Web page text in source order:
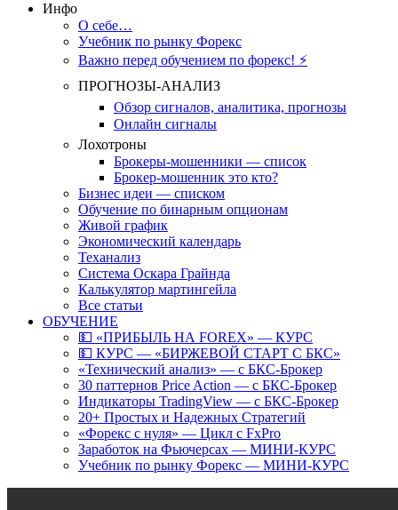
Инфо
О себе…
Учебник по рынку Форекс
Важно перед обучением по форекс! ⚡
ПРОГНОЗЫ-АНАЛИЗ
Обзор сигналов, аналитика, прогнозы
Онлайн сигналы
Лохотроны
Брокеры-мошенники — список
Брокер-мошенник это кто?
Бизнес идеи — списком
Обучение по бинарным опционам
Живой график
Экономический календарь
Теханализ
Система Оскара Грайнда
Калькулятор мартингейла
Все статьи
ОБУЧЕНИЕ
💵 «ПРИБЫЛЬ НА FOREX» — КУРС
💵 КУРС — «БИРЖЕВОЙ СТАРТ С БКС»
«Технический анализ» — с БКС-Брокер
30 паттернов Price Action — с БКС-Брокер
Индикаторы TradingView — с БКС-Брокер
20+ Простых и Надежных Стратегий
«Форекс с нуля» — Цикл с FxPro
Заработок на Фьючерсах — МИНИ-КУРС
Учебник по рынку Форекс — МИНИ-КУРС